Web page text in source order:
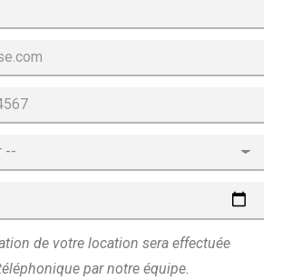
de votre location sera effectuée
par notre équipe.